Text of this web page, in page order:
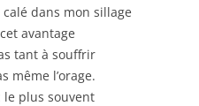
dans mon sillage
avantage
tant à souffrir
même l’orage.
le plus souvent